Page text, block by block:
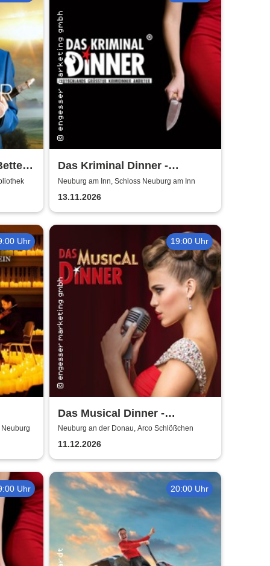
Das Kriminal Dinner -
Blutmond
Neuburg am Inn, Schloss Neuburg am Inn
13.11.2026
Uhr 19:00 Uhr
Das Musical Dinner -
Kulinarischer Genuss und
garantierte Unterhaltung
Neuburg an der Donau, Arco Schlößchen
11.12.2026
Uhr 20:00 Uhr